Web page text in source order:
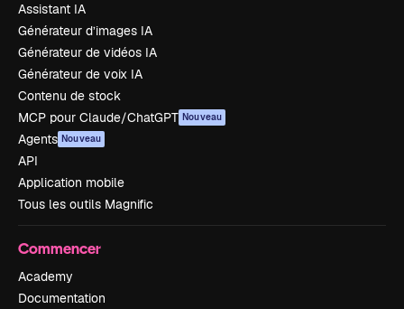
Assistant IA
Générateur d’images IA
Générateur de vidéos IA
Générateur de voix IA
Contenu de stock
MCP pour Claude/ChatGPT Nouveau
Agents Nouveau
API
Application mobile
Tous les outils Magnific
Commencer
Academy
Documentation